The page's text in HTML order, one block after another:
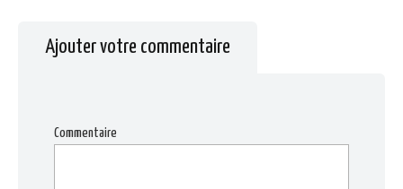
Ajouter votre commentaire
Commentaire